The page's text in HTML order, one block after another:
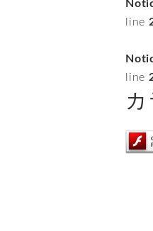
line
line